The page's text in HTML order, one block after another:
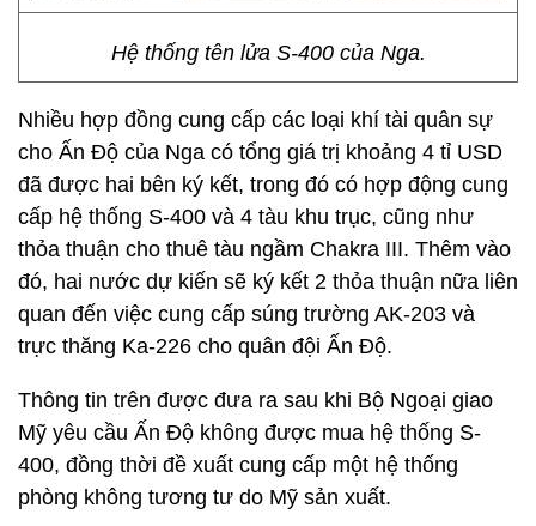
Hệ thống tên lửa S-400 của Nga.
Nhiều hợp đồng cung cấp các loại khí tài quân sự
cho Ấn Độ của Nga có tổng giá trị khoảng 4 tỉ USD
đã được hai bên ký kết, trong đó có hợp động cung
cấp hệ thống S-400 và 4 tàu khu trục, cũng như
thỏa thuận cho thuê tàu ngầm Chakra III. Thêm vào
đó, hai nước dự kiến sẽ ký kết 2 thỏa thuận nữa liên
quan đến việc cung cấp súng trường AK-203 và
trực thăng Ka-226 cho quân đội Ấn Độ.
Thông tin trên được đưa ra sau khi Bộ Ngoại giao
Mỹ yêu cầu Ấn Độ không được mua hệ thống S-
400, đồng thời đề xuất cung cấp một hệ thống
phòng không tương tư do Mỹ sản xuất.